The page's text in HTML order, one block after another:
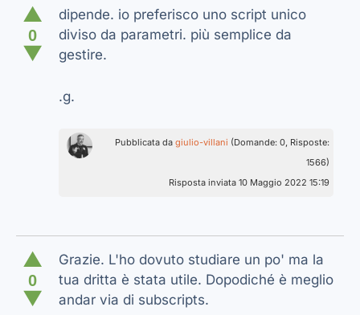
▲
0
▼
dipende. io preferisco uno script unico
diviso da parametri. più semplice da
gestire.
.g.
Pubblicata da giulio-villani (Domande: 0, Risposte:
1566)
Risposta inviata 10 Maggio 2022 15:19
▲
0
▼
Grazie. L'ho dovuto studiare un po' ma la
tua dritta è stata utile. Dopodiché è meglio
andar via di subscripts.